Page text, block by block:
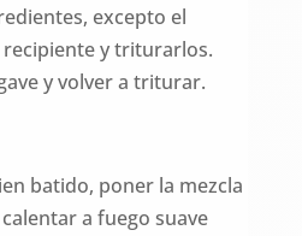
excepto el
y triturarlos.
y volver a triturar.
batido, poner la mezcla
a fuego suave